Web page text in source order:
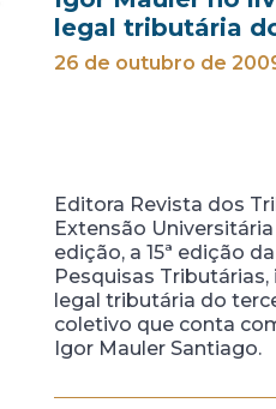
legal tributária
26 de outubro de
Editora Revista dos
Extensão
edição, a 15ª edição
Pesquisas
legal tributária do
coletivo que conta
Igor Mauler Santiago.